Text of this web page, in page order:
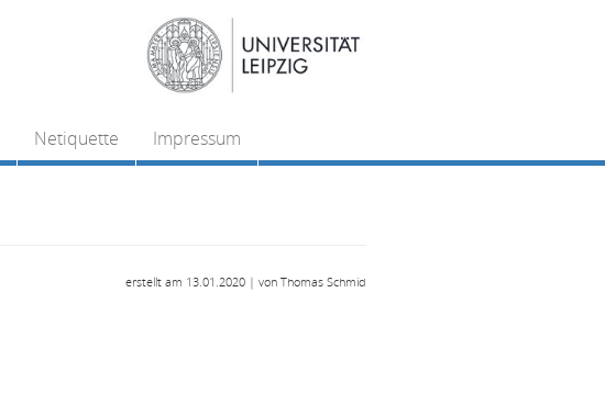
Netiquette Impressum
erstellt am 13.01.2020 | von Thomas Schmid